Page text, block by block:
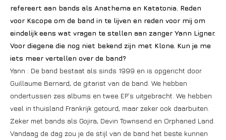
refereert aan bands als Anathema en Katatonia. Reden
voor Kscope om de band in te lijven en reden voor mij om
eindelijk eens wat vragen te stellen aan zanger Yann Ligner.
Voor diegene die nog niet bekend zijn met Klone. Kun je me
iets meer vertellen over de band?
Yann : De band bestaat als sinds 1999 en is opgericht door
Guillaume Bernard, de gitarist van de band. We hebben
ondertussen zes albums en twee EP’s uitgebracht. We hebben
veel in thuisland Frankrijk getourd, maar zeker ook daarbuiten.
Zeker met bands als Gojira, Devin Townsend en Orphaned Land.
Vandaag de dag zou je de stijl van de band het beste kunnen